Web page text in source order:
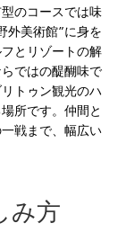
のコースでは味
外美術館”に身を
とリゾートの解
ではの醍醐味で
トゥン観光のハ
所です。仲間と
戦まで、幅広い
み方